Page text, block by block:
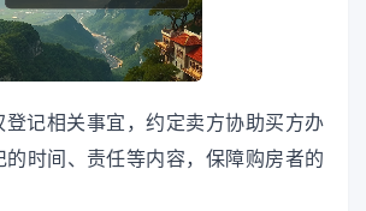
登记相关事宜，约定卖方协助买方办
的时间、责任等内容，保障购房者的